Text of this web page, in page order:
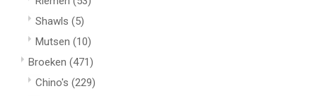
Shawls (5)
Mutsen (10)
Broeken (471)
Chino's (229)